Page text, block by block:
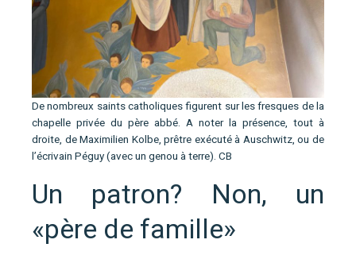
De nombreux saints catholiques figurent sur les fresques de la
chapelle privée du père abbé. A noter la présence, tout à
droite, de Maximilien Kolbe, prêtre exécuté à Auschwitz, ou de
l’écrivain Péguy (avec un genou à terre). CB
Un patron? Non, un
«père de famille»